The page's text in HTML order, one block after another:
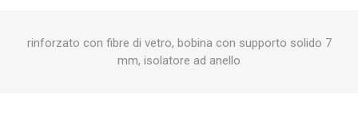
rinforzato con fibre di vetro, bobina con supporto solido 7
mm, isolatore ad anello